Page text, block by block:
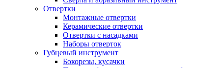
Отвертки
Монтажные отвертки
Керамические отвертки
Отвертки с насадками
Наборы отверток
Губцевый инструмент
Бокорезы, кусачки